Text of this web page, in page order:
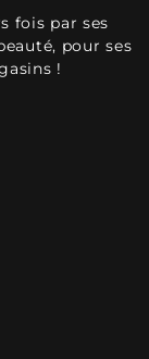
fois par ses
pour ses
!